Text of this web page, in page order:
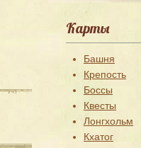
Карты
Башня
Крепость
Боссы
Квесты
Лонгхольм
Кхатог